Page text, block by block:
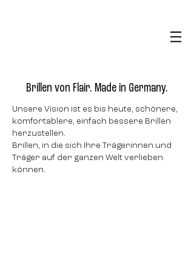
Brillen von Flair. Made in Germany.
Unsere Vision ist es bis heute, schönere,
komfortablere, einfach bessere Brillen
herzustellen.
Brillen, in die sich Ihre Trägerinnen und
Träger auf der ganzen Welt verlieben
können.